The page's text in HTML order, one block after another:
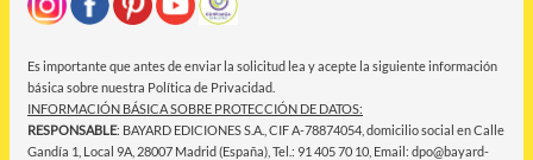
Es importante que antes de enviar la solicitud lea y acepte la siguiente información
básica sobre nuestra Política de Privacidad.
INFORMACIÓN BÁSICA SOBRE PROTECCIÓN DE DATOS:
RESPONSABLE: BAYARD EDICIONES S.A., CIF A-78874054, domicilio social en Calle
Gandía 1, Local 9A, 28007 Madrid (España), Tel.: 91 405 70 10, Email: dpo@bayard-